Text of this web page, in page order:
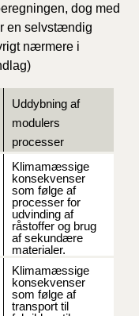
dog med
en selvstændig
nærmere i
Uddybning af
modulers
processer
Klimamæssige
konsekvenser
som følge af
processer for
udvinding af
råstoffer og brug
af sekundære
materialer.
Klimamæssige
konsekvenser
som følge af
transport til